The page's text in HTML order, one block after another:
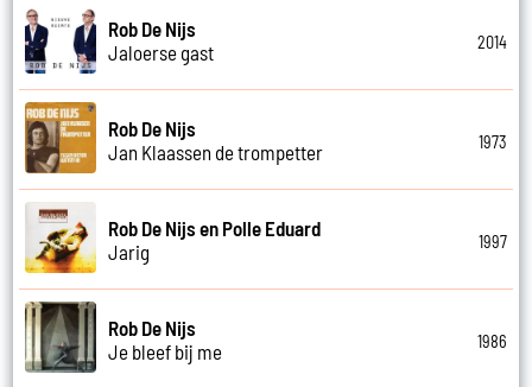
Rob De Nijs
Jaloerse gast
2014
Rob De Nijs
Jan Klaassen de trompetter
1973
Rob De Nijs en Polle Eduard
Jarig
1997
Rob De Nijs
Je bleef bij me
1986